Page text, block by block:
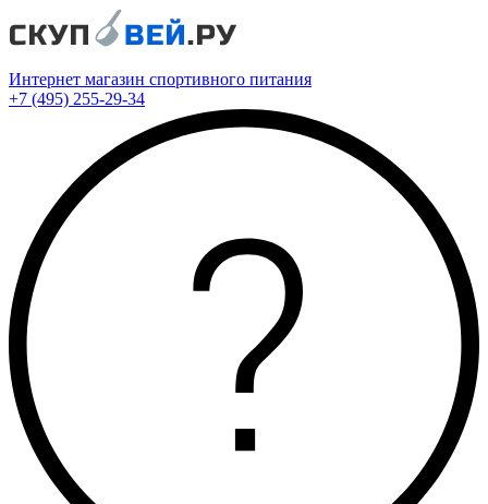
Интернет магазин спортивного питания
+7 (495) 255-29-34